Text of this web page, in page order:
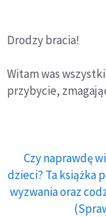
Drodzy bracia!
Witam was
przybycie,
Czy naprawdę
dzieci? Ta książka
wyzwania oraz